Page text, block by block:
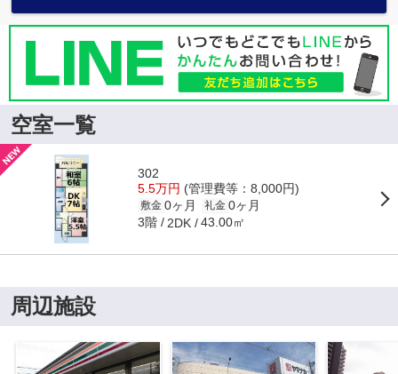
空室一覧
302
5.5万円 (管理費等：8,000円)
敷金 0ヶ月 礼金 0ヶ月
3階 2DK 43.00㎡
周辺施設